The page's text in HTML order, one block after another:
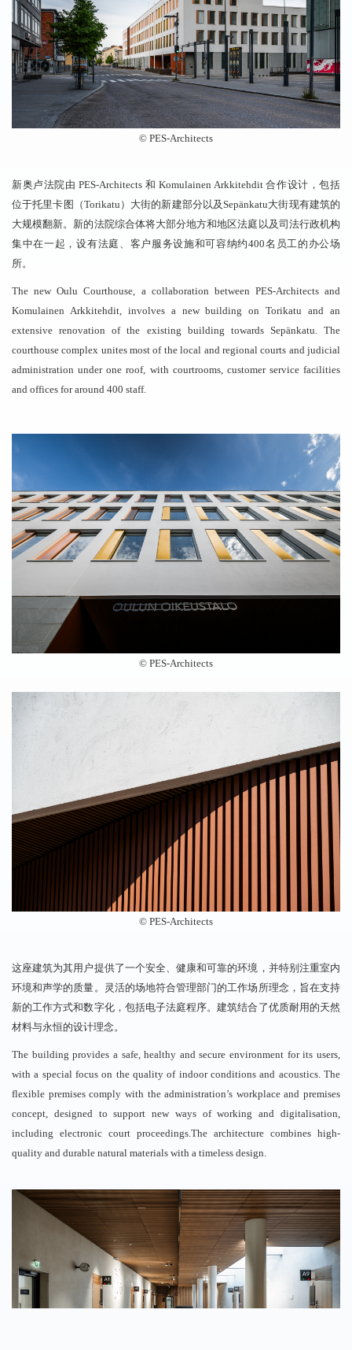
©️ PES-Architects
新奥卢法院由 PES-Architects 和 Komulainen Arkkitehdit 合作设计，包括
位于托里卡图（Torikatu）大街的新建部分以及Sepänkatu大街现有建筑的
大规模翻新。新的法院综合体将大部分地方和地区法庭以及司法行政机构
集中在一起，设有法庭、客户服务设施和可容纳约400名员工的办公场
所。
The new Oulu Courthouse, a collaboration between PES-Architects and
Komulainen Arkkitehdit, involves a new building on Torikatu and an
extensive renovation of the existing building towards Sepänkatu. The
courthouse complex unites most of the local and regional courts and judicial
administration under one roof, with courtrooms, customer service facilities
and offices for around 400 staff.
©️ PES-Architects
©️ PES-Architects
这座建筑为其用户提供了一个安全、健康和可靠的环境，并特别注重室内
环境和声学的质量。灵活的场地符合管理部门的工作场所理念，旨在支持
新的工作方式和数字化，包括电子法庭程序。建筑结合了优质耐用的天然
材料与永恒的设计理念。
The building provides a safe, healthy and secure environment for its users,
with a special focus on the quality of indoor conditions and acoustics. The
flexible premises comply with the administration’s workplace and premises
concept, designed to support new ways of working and digitalisation,
including electronic court proceedings.The architecture combines high-
quality and durable natural materials with a timeless design.